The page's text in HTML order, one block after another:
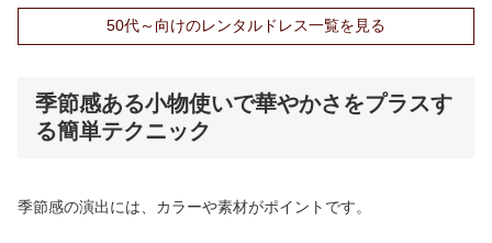
50代～向けのレンタルドレス一覧を見る
季節感ある小物使いで華やかさをプラスす
る簡単テクニック
季節感の演出には、カラーや素材がポイントです。